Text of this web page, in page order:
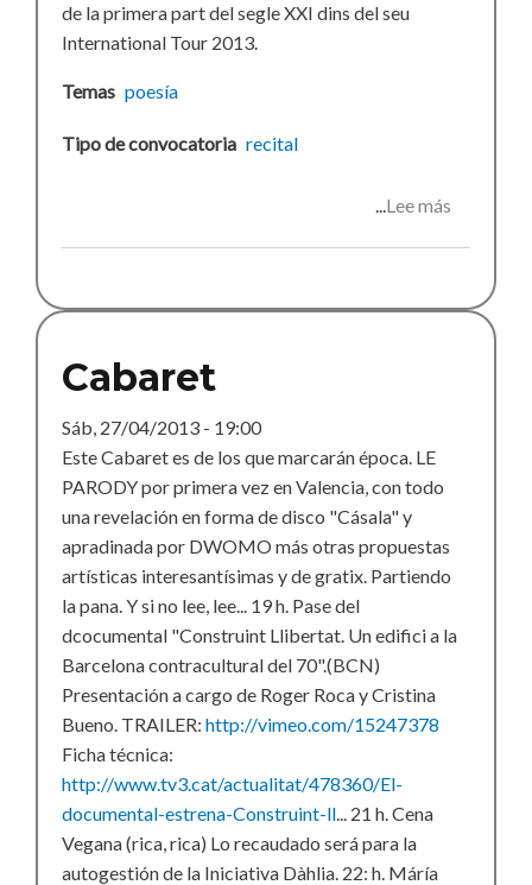
de la primera part del segle XXI dins del seu
International Tour 2013.
Temas poesía
Tipo de convocatoria recital
Lee más
Cabaret
Sáb, 27/04/2013 - 19:00
Este Cabaret es de los que marcarán época. LE
PARODY por primera vez en Valencia, con todo
una revelación en forma de disco "Cásala" y
apradinada por DWOMO más otras propuestas
artísticas interesantísimas y de gratix. Partiendo
la pana. Y si no lee, lee... 19 h. Pase del
dcocumental "Construint Llibertat. Un edifici a la
Barcelona contracultural del 70".(BCN)
Presentación a cargo de Roger Roca y Cristina
Bueno. TRAILER: http://vimeo.com/15247378
Ficha técnica:
http://www.tv3.cat/actualitat/478360/El-
documental-estrena-Construint-ll... 21 h. Cena
Vegana (rica, rica) Lo recaudado será para la
autogestión de la Iniciativa Dàhlia. 22: h. Máría